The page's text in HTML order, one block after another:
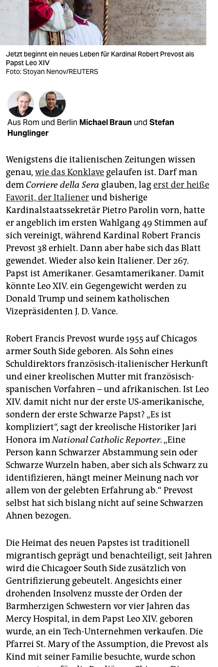
veranstaltungen
shop
fragen & hilfe
unterstützen
abo
genossenschaft
Jetzt beginnt ein neues Leben für Kardinal Robert Prevost als
Papst Leo XIV
Foto: Stoyan Nenov/REUTERS
Aus Rom und Berlin Michael Braun und Stefan
Hunglinger
Wenigstens die italienischen Zeitungen wissen
genau, wie das Konklave gelaufen ist. Darf man
demCorriere della Sera glauben, lagerst der heiße
Favorit, der Italienerund bisherige
Kardinalstaatssekretär Pietro Parolin vorn, hatte
er angeblich im ersten Wahlgang 49 Stimmen auf
sich vereinigt, während Kardinal Robert Francis
Prevost 38 erhielt. Dann aber habe sich das Blatt
gewendet. Wieder also kein Italiener. Der 267.
Papst ist Amerikaner. Gesamtamerikaner. Damit
könnte Leo XIV. ein Gegengewicht werden zu
Donald Trump und seinem katholischen
Vizepräsidenten J. D. Vance.
Robert Francis Prevost wurde 1955 auf Chicagos
armer South Side geboren. Als Sohn eines
Schuldirektors französisch-italienischer Herkunft
und einer kreolischen Mutter mit französisch-
spanischen Vorfahren – und afrikanischen. Ist Leo
XIV. damit nicht nur der erste US-amerikanische,
sondern der erste Schwarze Papst? „Es ist
kompliziert“, sagt der kreolische Historiker Jari
Honora imNational Catholic Reporter. „Eine
Person kann Schwarzer Abstammung sein oder
Schwarze Wurzeln haben, aber sich als Schwarz zu
identifizieren, hängt meiner Meinung nach vor
allem von der gelebten Erfahrung ab.“ Prevost
selbst hat sich bislang nicht auf seine Schwarzen
Ahnen bezogen.
Die Heimat des neuen Papstes ist traditionell
migrantisch geprägt und benachteiligt, seit Jahren
wird die Chicagoer South Side zusätzlich von
Gentrifizierung gebeutelt. Angesichts einer
drohenden Insolvenz musste der Orden der
Barmherzigen Schwestern vor vier Jahren das
Mercy Hospital, in dem Papst Leo XIV. geboren
wurde, an ein Tech-Unternehmen verkaufen. Die
Pfarrei St. Mary of the Assumption, die Prevost als
Kind mit seiner Familie besuchte, wurde schon